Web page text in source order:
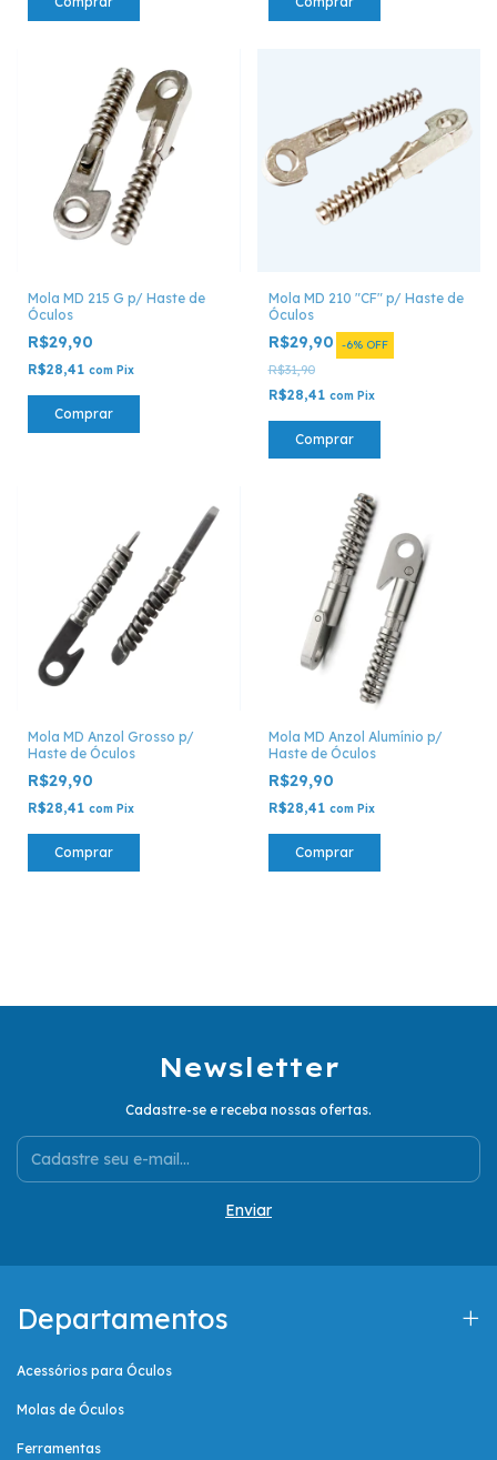
Mola MD 215 G p/ Haste de
Óculos
R$29,90
R$28,41 com Pix
Comprar
Mola MD 210 "CF" p/ Haste de
Óculos
R$29,90 -6% OFF
R$31,90
R$28,41 com Pix
Comprar
Mola MD Anzol Grosso p/
Haste de Óculos
R$29,90
R$28,41 com Pix
Comprar
Mola MD Anzol Alumínio p/
Haste de Óculos
R$29,90
R$28,41 com Pix
Comprar
Newsletter
Cadastre-se e receba nossas ofertas.
Departamentos
Acessórios para Óculos
Molas de Óculos
Ferramentas